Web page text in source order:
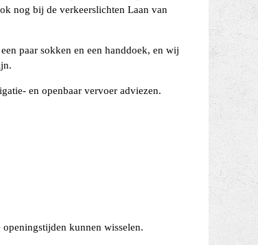
nog bij de verkeerslichten Laan van
een paar sokken en een handdoek, en wij
en openbaar vervoer adviezen.
kunnen wisselen.